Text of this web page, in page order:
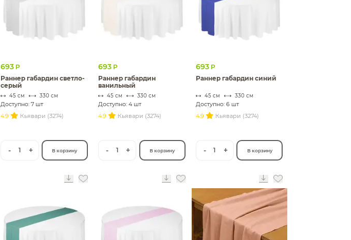
693 Р
Раннер габардин светло-
серый
45 см 330 см
Доступно: 7 шт
4.9
Кьявари (3274)
- 1 + В корзину
693 Р
Раннер габардин
ванильный
45 см 330 см
Доступно: 4 шт
4.9
Кьявари (3274)
- 1 + В корзину
693 Р
Раннер габардин синий
45 см 330 см
Доступно: 6 шт
4.9
Кьявари (3274)
- 1 + В корзину